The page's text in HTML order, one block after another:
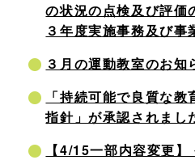
の状況の点検及び評価
３年度実施事務及び事
３月の運動教室のお知
「持続可能で良質な
指針」が承認されまし
【4/15一部内容変更